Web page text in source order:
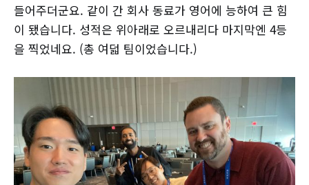
들어주더군요. 같이 간 회사 동료가 영어에 능하여 큰 힘
이 됐습니다. 성적은 위아래로 오르내리다 마지막엔 4등
을 찍었네요. (총 여덟 팀이었습니다.)